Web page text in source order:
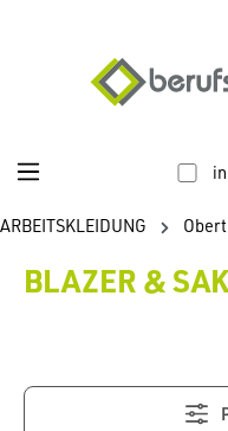
ARBEITSKLEIDUNG
BLAZER &